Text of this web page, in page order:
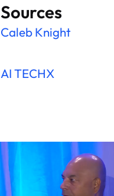
Sources
Caleb Knight
AI TECHX